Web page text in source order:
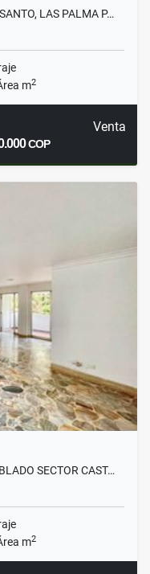
LAS PALMA P…
m2
Venta
COP
SECTOR CAST…
m2